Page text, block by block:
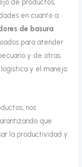
de productos,
en cuanto a
de basura
para atender
y de otras
y el manejo
nos
que
la productividad y